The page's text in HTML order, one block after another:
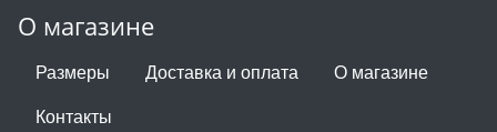
О магазине
Размеры Доставка и оплата
О магазине
Контакты